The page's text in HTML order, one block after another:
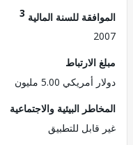
للسنة المالية3
5.00 مليون
البيئية والاجتماعية
للتطبيق